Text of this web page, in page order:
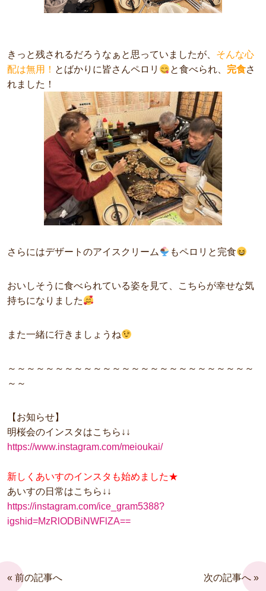
きっと残されるだろうなぁと思っていましたが、 そんな心
配は無用！ とばかりに皆さんペロリ と食べられ、 完食さ
れました！
さらにはデザートのアイスクリーム もペロリと完食
おいしそうに食べられている姿を見て、こちらが幸せな気
持ちになりました
また一緒に行きましょうね
～～～～～～～～～～～～～～～～～～～～～～～～～～
～～
【お知らせ】
明桜会のインスタはこちら↓↓
https://www.instagram.com/meioukai/
新しくあいすのインスタも始めました★
あいすの日常はこちら↓↓
https://instagram.com/ice_gram5388?
igshid=MzRlODBiNWFlZA==
« 前の記事へ 次の記事へ »